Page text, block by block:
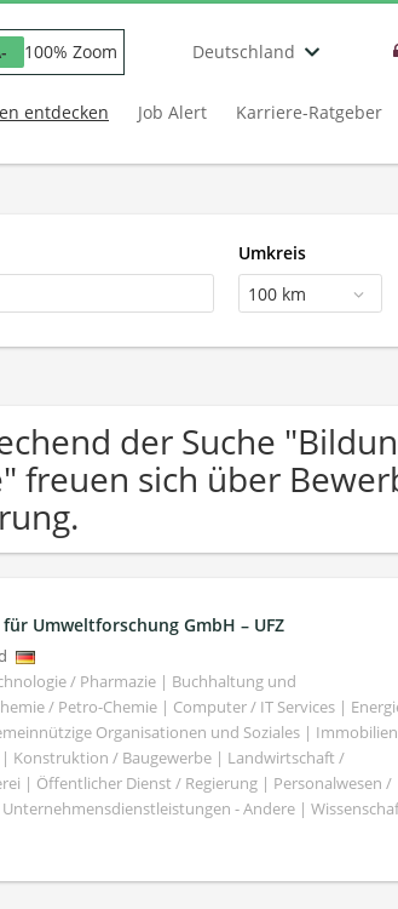
100% Zoom Deutschland
entdecken Job Alert Karriere-Ratgeber
Umkreis
100 km
der Suche
freuen sich über
Umweltforschung GmbH – UFZ
/ Pharmazie | Buchhaltung und
/ Petro-Chemie | Computer / IT Services |
Organisationen und Soziales |
Konstruktion / Baugewerbe | Landwirtschaft /
| Öffentlicher Dienst / Regierung | Personalwesen /
- Andere |